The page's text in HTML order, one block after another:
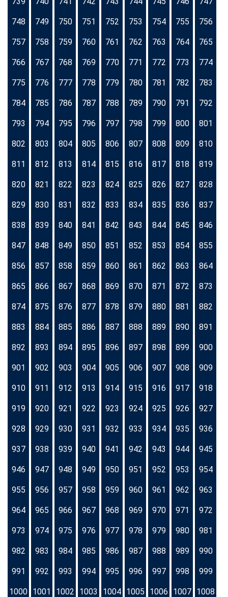
748 749 750 751 752 753 754 755 756
757 758 759 760 761 762 763 764 765
766 767 768 769 770 771 772 773 774
775 776 777 778 779 780 781 782 783
784 785 786 787 788 789 790 791 792
793 794 795 796 797 798 799 800 801
802 803 804 805 806 807 808 809 810
811 812 813 814 815 816 817 818 819
820 821 822 823 824 825 826 827 828
829 830 831 832 833 834 835 836 837
838 839 840 841 842 843 844 845 846
847 848 849 850 851 852 853 854 855
856 857 858 859 860 861 862 863 864
865 866 867 868 869 870 871 872 873
874 875 876 877 878 879 880 881 882
883 884 885 886 887 888 889 890 891
892 893 894 895 896 897 898 899 900
901 902 903 904 905 906 907 908 909
910 911 912 913 914 915 916 917 918
919 920 921 922 923 924 925 926 927
928 929 930 931 932 933 934 935 936
937 938 939 940 941 942 943 944 945
946 947 948 949 950 951 952 953 954
955 956 957 958 959 960 961 962 963
964 965 966 967 968 969 970 971 972
973 974 975 976 977 978 979 980 981
982 983 984 985 986 987 988 989 990
991 992 993 994 995 996 997 998 999
1000 1001 1002 1003 1004 1005 1006 1007 1008